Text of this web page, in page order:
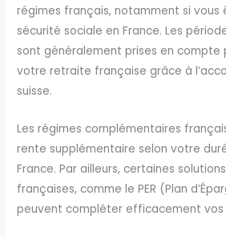
régimes français, notamment si vous
sécurité sociale en France. Les
sont généralement prises en compte
votre retraite française grâce à
suisse.
Les régimes complémentaires
rente supplémentaire selon votre
France. Par ailleurs, certaines
françaises, comme le PER (Plan
peuvent compléter efficacement vos